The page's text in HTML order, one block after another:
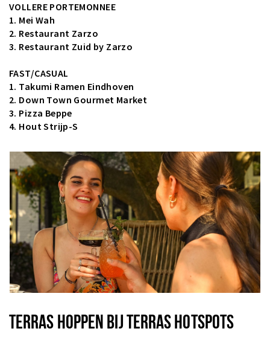
VOLLERE PORTEMONNEE
1. Mei Wah
2. Restaurant Zarzo
3. Restaurant Zuid by Zarzo
FAST/CASUAL
1. Takumi Ramen Eindhoven
2. Down Town Gourmet Market
3. Pizza Beppe
4. Hout Strijp-S
TERRAS HOPPEN BIJ TERRAS HOTSPOTS